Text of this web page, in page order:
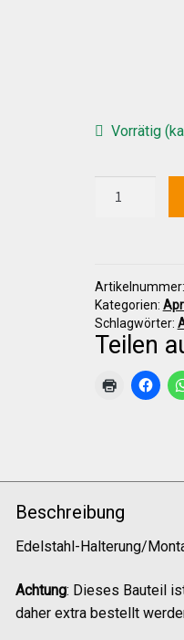
Vorrätig
RSV-
links
Menge
Artikelnummer:
Kategorien:
Schlagwörter:
Teilen
Beschreibung
Edelstahl-Halterung/
Achtung: Dieses Bauteil
daher extra bestellt